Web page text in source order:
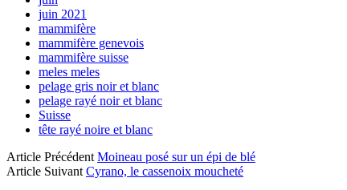
juin 2021
mammifère
mammifère genevois
mammifère suisse
meles meles
pelage gris noir et blanc
pelage rayé noir et blanc
Suisse
tête rayé noire et blanc
Article Précédent Moineau posé sur un épi de blé
Article Suivant Cyrano, le cassenoix moucheté